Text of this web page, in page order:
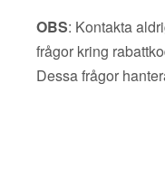
OBS: Kontakta
frågor kring
Dessa frågor